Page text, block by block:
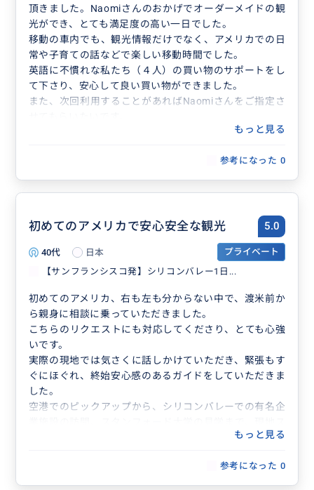
頂きました。Naomiさんのおかげでオーダーメイドの観
光ができ、とても満足度の高い一日でした。
移動の車内でも、観光情報だけでなく、アメリカでの日
常や子育ての話などで楽しい移動時間でした。
英語に不慣れな私たち（４人）の買い物のサポートをし
て下さり、安心して良い買い物ができました。
また、次回利用することがあればNaomiさんをご指定さ
もっと見る
参考になった 0
初めてのアメリカで安心安全な観光 5.0
40代 日本
プライベート
【サンフランシスコ発】シリコンバレー1日...
初めてのアメリカ、右も左も分からない中で、渡米前か
ら親身に相談に乗っていただきました。
こちらのリクエストにも対応してくださり、とても心強
いです。
実際の現地では気さくに話しかけていただき、緊張もす
ぐにほぐれ、終始安心感のあるガイドをしていただきま
した。
空港でのピックアップから、シリコンバレーでの有名企
タッフとのやりとりもサポートしていただき、全てがパ
時差ボケを感じないくらい楽しめました。
無理にサポートをするのではなく、現地スタッフとのコ
もっと見る
参考になった 0